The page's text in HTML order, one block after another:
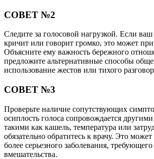
СОВЕТ №2
Следите за голосовой нагрузкой. Если
кричит или говорит громко, это может
Объясните ему важность бережного
предложите альтернативные способы
использование жестов или тихого
СОВЕТ №3
Проверьте наличие сопутствующих
осиплость голоса сопровождается
такими как кашель, температура или
обязательно обратитесь к врачу. Это
более серьезного заболевания,
вмешательства.